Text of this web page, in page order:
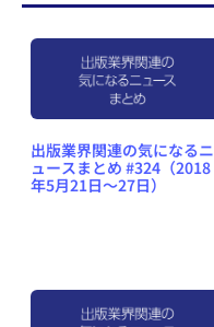
出版業界関連の気になるニ
ュースまとめ #324（2018
年5月21日～27日）